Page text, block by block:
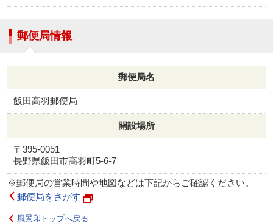
郵便局情報
郵便局名
飯田高羽郵便局
開設場所
〒395-0051
長野県飯田市高羽町5-6-7
※郵便局の営業時間や地図などは下記からご確認ください。
郵便局をさがす
風景印トップへ戻る